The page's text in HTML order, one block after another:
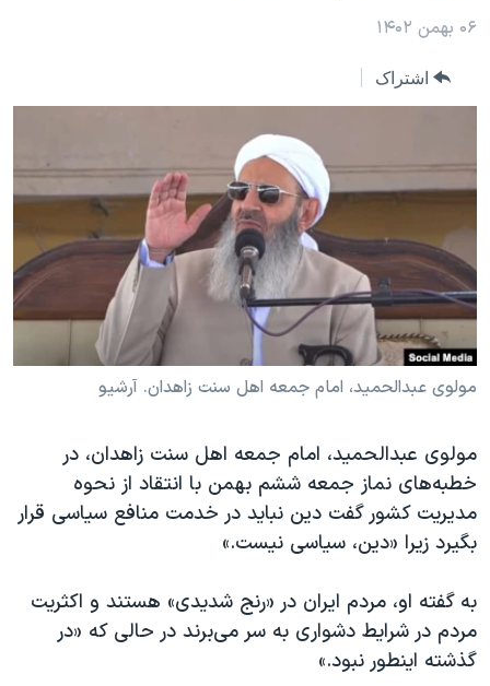
جهشورزشی
اقتصادی
علم و فناوری
اسرائیل در جنگ
جام جهانی ۲۰۲۶
بایگانی برنامه‌های تلویزیونی
انتخابات ریاست جمهوری آمریکا ۲۰۲۴
حمله جمهوری اسلامی به اسرائیل
رمز مهسا
ورزش زنان در ایران
تریبونال مردمی آبان ۹۸
دادگاه حمید نوری
چهل سال گروگان‌گیری
اعتراضات مردمی آبان ۹۸
اسرائیل در جنگ
فرکانس‌های صدای آمریکا
پخش رادیویی
دنبال کنید
زبانهای مختلف
۰۶ بهمن ۱۴۰۲
اشتراک
مولوی عبدالحمید، امام جمعه اهل سنت زاهدان. آرشیو
مولوی عبدالحمید، امام جمعه اهل سنت زاهدان، در
خطبه‌های نماز جمعه ششم بهمن با انتقاد از نحوه
مدیریت کشور گفت دین نباید در خدمت منافع سیاسی قرار
بگیرد زیرا «دین، سیاسی نیست.»
به گفته او، مردم ایران در «رنج شدیدی» هستند و اکثریت
مردم در شرایط دشواری به سر می‌برند در حالی که «در
گذشته اینطور نبود.»